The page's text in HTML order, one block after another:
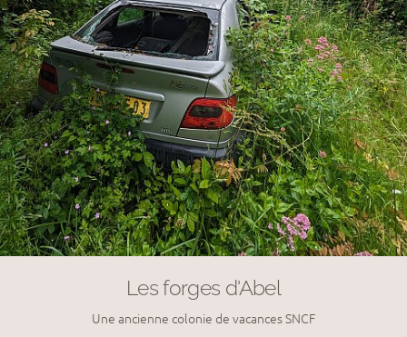
Les forges d'Abel
Une ancienne colonie de vacances SNCF